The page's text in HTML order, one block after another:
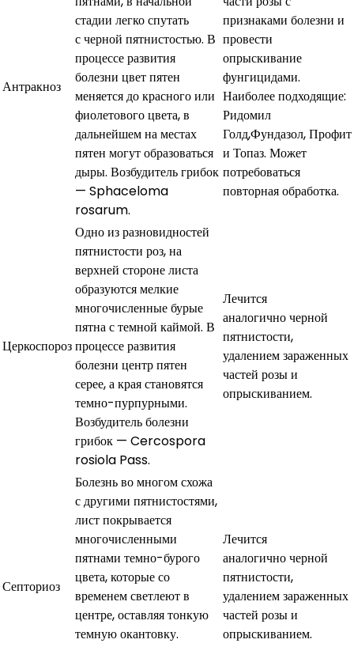
Антракноз
стадии легко спутать
с черной пятнистостью. В
процессе развития
болезни цвет пятен
меняется до красного или
фиолетового цвета, в
дальнейшем на местах
пятен могут образоваться
дыры. Возбудитель грибок
— Sphaceloma
rosarum.
признаками болезни и
провести
опрыскивание
фунгицидами.
Наиболее подходящие:
Ридомил
Голд,Фундазол, Профит
и Топаз. Может
потребоваться
повторная обработка.
Церкоспороз
Одно из разновидностей
пятнистости роз, на
верхней стороне листа
образуются мелкие
многочисленные бурые
пятна с темной каймой. В
процессе развития
болезни центр пятен
серее, а края становятся
темно-пурпурными.
Возбудитель болезни
грибок — Cercospora
rosiola Pass.
Лечится
аналогично черной
пятнистости,
удалением зараженных
частей розы и
опрыскиванием.
Септориоз
Болезнь во многом схожа
с другими пятнистостями,
лист покрывается
многочисленными
пятнами темно-бурого
цвета, которые со
временем светлеют в
центре, оставляя тонкую
темную окантовку.
Лечится
аналогично черной
пятнистости,
удалением зараженных
частей розы и
опрыскиванием.